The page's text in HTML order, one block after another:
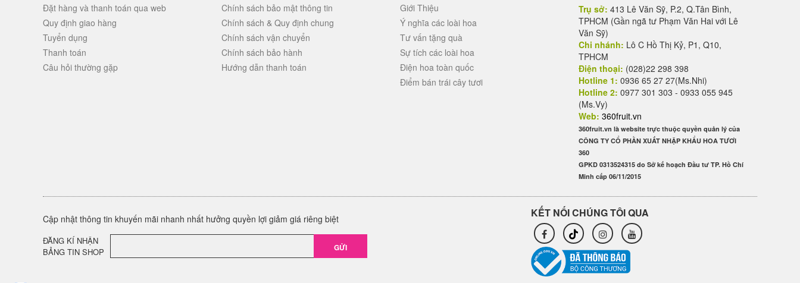
Đặt hàng và thanh toán qua web
Quy định giao hàng
Tuyển dụng
Thanh toán
Câu hỏi thường gặp
Chính sách bảo mật thông tin
Chính sách & Quy định chung
Chính sách vận chuyển
Chính sách bảo hành
Hướng dẫn thanh toán
Giới Thiệu
Ý nghĩa các loài hoa
Tư vấn tặng quà
Sự tích các loài hoa
Điện hoa toàn quốc
Điểm bán trái cây tươi
Trụ sở: 413 Lê Văn Sỹ, P.2, Q.Tân Bình,
TPHCM (Gần ngã tư Phạm Văn Hai với Lê
Văn Sỹ)
Chi nhánh: Lô C Hồ Thị Kỷ, P1, Q10,
TPHCM
Điện thoại: (028)22 298 398
Hotline 1: 0936 65 27 27(Ms.Nhi)
Hotline 2: 0977 301 303 - 0933 055 945
(Ms.Vy)
Web: 360fruit.vn
360fruit.vn là website trực thuộc quyền quản lý của
CÔNG TY CỔ PHẦN XUẤT NHẬP KHẨU HOA TƯƠI
360
GPKD 0313524315 do Sở kế hoạch Đầu tư TP. Hồ Chí
Minh cấp 06/11/2015
Cập nhật thông tin khuyến mãi nhanh nhất hưởng quyền lợi giảm giá riêng biệt
ĐĂNG KÍ NHẬN
BẢNG TIN SHOP
GỬI
KẾT NỐI CHÚNG TÔI QUA